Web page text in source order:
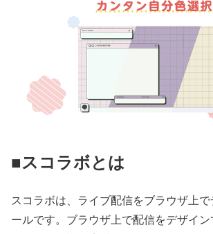
■スコラボとは
スコラボは、ライブ配信をブラウザ上
ールです。ブラウザ上で配信をデザイ